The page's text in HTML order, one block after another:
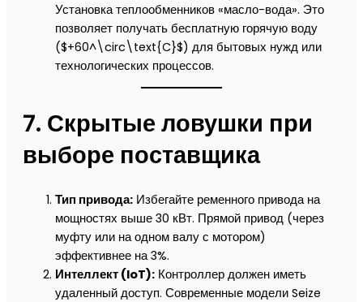
Установка теплообменников «масло-вода». Это
позволяет получать бесплатную горячую воду
($+60^\circ\text{C}$) для бытовых нужд или
технологических процессов.
7. Скрытые ловушки при
выборе поставщика
Тип привода: Избегайте ременного привода на
мощностях выше 30 кВт. Прямой привод (через
муфту или на одном валу с мотором)
эффективнее на 3%.
Интеллект (IoT): Контроллер должен иметь
удаленный доступ. Современные модели Seize